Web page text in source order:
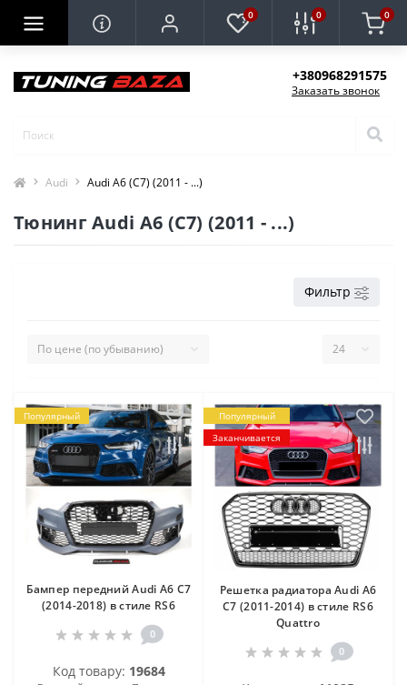
0 0 0
+380968291575
Заказать звонок
Audi Audi A6 (C7) (2011 - ...)
Тюнинг Audi A6 (C7) (2011 - ...)
Фильтр
Популярный
Бампер передний Audi A6 C7
(2014-2018) в стиле RS6
0
Код товару: 19684
Популярный
Заканчивается
Решетка радиатора Audi A6
C7 (2011-2014) в стиле RS6
Quattro
0